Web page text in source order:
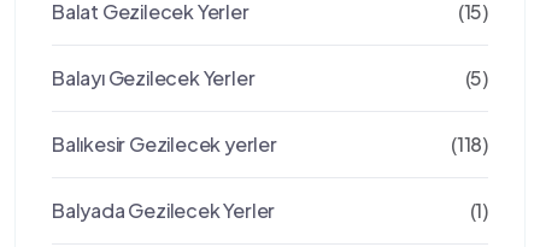
Balat Gezilecek Yerler (15)
Balayı Gezilecek Yerler (5)
Balıkesir Gezilecek yerler (118)
Balyada Gezilecek Yerler (1)